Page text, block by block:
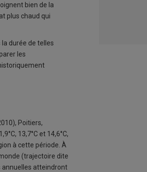
bien de la
plus chaud qui
durée de telles
les
Poitiers,
13,7°C et 14,6°C,
à cette période. À
(trajectoire dite
annuelles atteindront